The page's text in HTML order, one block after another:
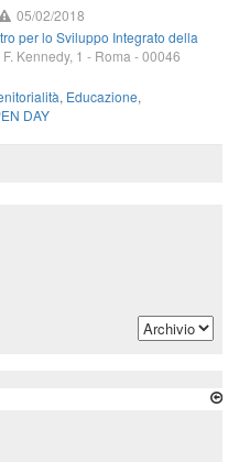
05/02/2018
per lo Sviluppo Integrato della
Kennedy, 1 - Roma -00046
, Educazione,
DAY